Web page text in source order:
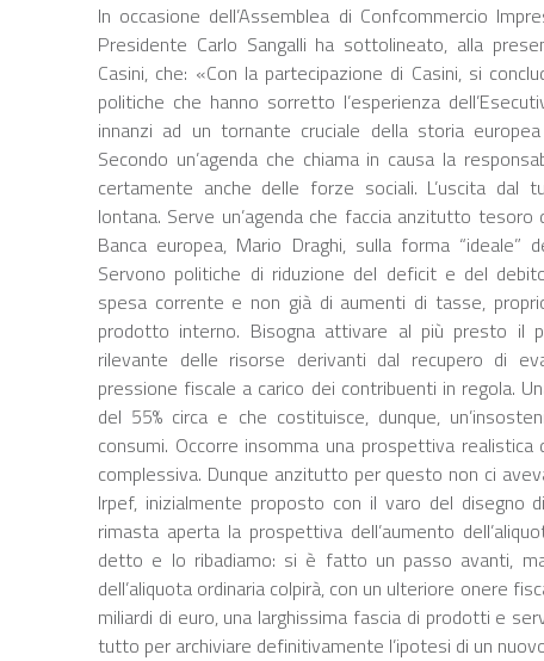
In occasione dell’Assemblea di Confcommercio
Presidente Carlo Sangalli ha sottolineato, alla
Casini, che: «Con la partecipazione di Casini, si
politiche che hanno sorretto l’esperienza
innanzi ad un tornante cruciale della storia
Secondo un’agenda che chiama in causa la
certamente anche delle forze sociali. L’uscita dal
lontana. Serve un’agenda che faccia anzitutto
Banca europea, Mario Draghi, sulla forma “ideale”
Servono politiche di riduzione del deficit e del
spesa corrente e non già di aumenti di tasse,
prodotto interno. Bisogna attivare al più presto il
rilevante delle risorse derivanti dal recupero di
pressione fiscale a carico dei contribuenti in regola.
del 55% circa e che costituisce, dunque,
consumi. Occorre insomma una prospettiva
complessiva. Dunque anzitutto per questo non ci
Irpef, inizialmente proposto con il varo del disegno
rimasta aperta la prospettiva dell’aumento
detto e lo ribadiamo: si è fatto un passo avanti,
dell’aliquota ordinaria colpirà, con un ulteriore onere
miliardi di euro, una larghissima fascia di prodotti e
tutto per archiviare definitivamente l’ipotesi di un